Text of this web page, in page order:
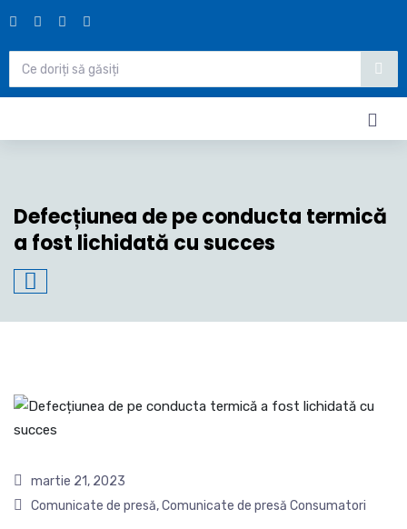
Defecțiunea de pe conducta termică
a fost lichidată cu succes
martie 21, 2023
Comunicate de presă,Comunicate de presă Consumatori